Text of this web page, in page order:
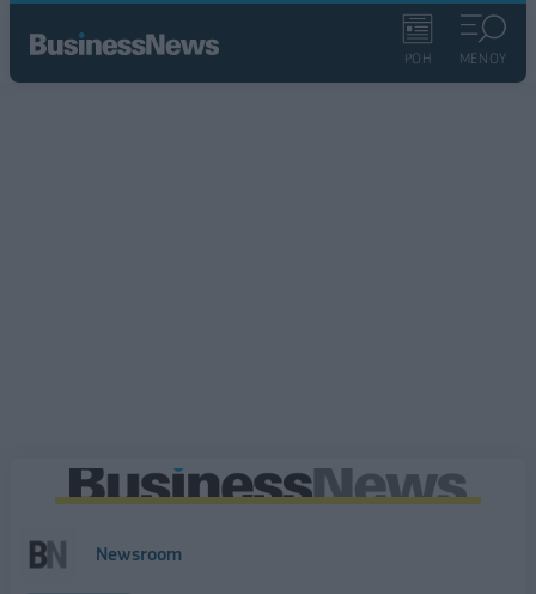
ΡΟΗ ΜΕΝΟΥ
Newsroom